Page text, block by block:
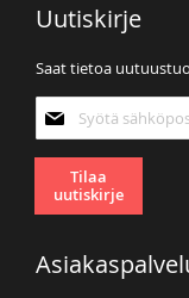
Uutiskirje
Saat tietoa
uutiskirjeemme:
Tilaa
uutiskirje